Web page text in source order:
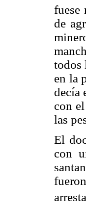
fuese
de
todos
en la
decía
con
las
El
con